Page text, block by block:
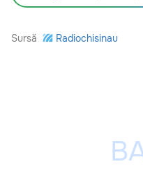
Sursă Radiochisinau